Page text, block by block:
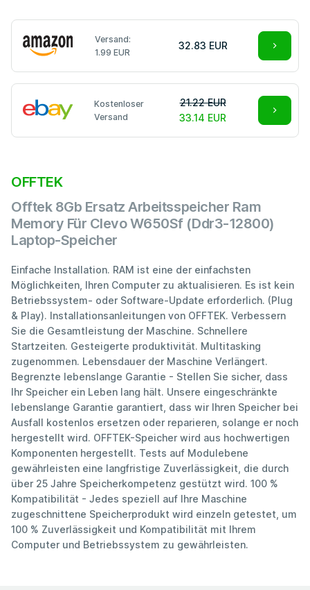
Versand:
1.99 EUR
32.83 EUR
Kostenloser
Versand
21.22 EUR
33.14 EUR
OFFTEK
Offtek 8Gb Ersatz Arbeitsspeicher Ram
Memory Für Clevo W650Sf (Ddr3-12800)
Laptop-Speicher
Einfache Installation. RAM ist eine der einfachsten
Möglichkeiten, Ihren Computer zu aktualisieren. Es ist kein
Betriebssystem- oder Software-Update erforderlich. (Plug
& Play). Installationsanleitungen von OFFTEK. Verbessern
Sie die Gesamtleistung der Maschine. Schnellere
Startzeiten. Gesteigerte produktivität. Multitasking
zugenommen. Lebensdauer der Maschine Verlängert.
Begrenzte lebenslange Garantie - Stellen Sie sicher, dass
Ihr Speicher ein Leben lang hält. Unsere eingeschränkte
lebenslange Garantie garantiert, dass wir Ihren Speicher bei
Ausfall kostenlos ersetzen oder reparieren, solange er noch
hergestellt wird. OFFTEK-Speicher wird aus hochwertigen
Komponenten hergestellt. Tests auf Modulebene
gewährleisten eine langfristige Zuverlässigkeit, die durch
über 25 Jahre Speicherkompetenz gestützt wird. 100 %
Kompatibilität - Jedes speziell auf Ihre Maschine
zugeschnittene Speicherprodukt wird einzeln getestet, um
100 % Zuverlässigkeit und Kompatibilität mit Ihrem
Computer und Betriebssystem zu gewährleisten.